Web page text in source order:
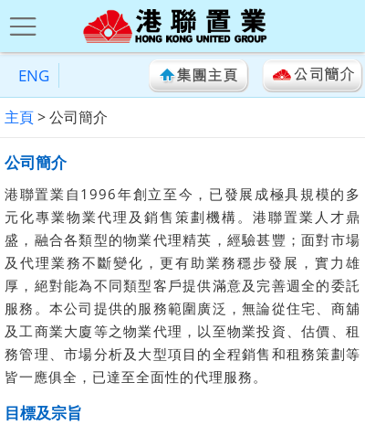
ENG
主頁> 公司簡介
公司簡介
港聯置業自1996年創立至今，已發展成極具規模的多
元化專業物業代理及銷售策劃機構。港聯置業人才鼎
盛，融合各類型的物業代理精英，經驗甚豐；面對市場
及代理業務不斷變化，更有助業務穩步發展，實力雄
厚，絕對能為不同類型客戶提供滿意及完善週全的委託
服務。本公司提供的服務範圍廣泛，無論從住宅、商舖
及工商業大廈等之物業代理，以至物業投資、估價、租
務管理、市場分析及大型項目的全程銷售和租務策劃等
皆一應俱全，已達至全面性的代理服務。
目標及宗旨